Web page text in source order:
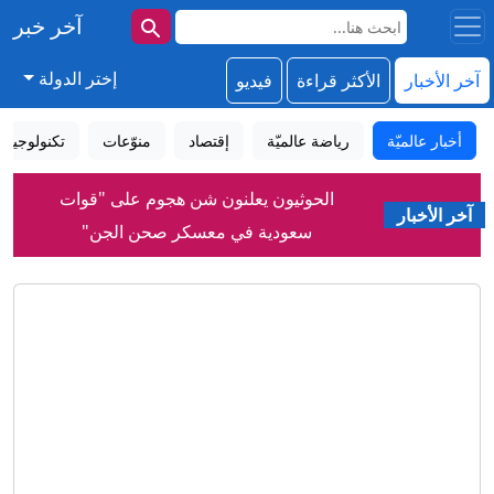
آخر خبر
آخر الأخبار الأكثر قراءة فيديو إختر الدولة
أخبار عالميّة رياضة عالميّة إقتصاد منوّعات تكنولوجيا
آخر الأخبار
الحوثيون يعلنون شن هجوم على "قوات
سعودية في معسكر صحن الجن"
إيران.. ترمب يؤكد السيطرة على هرمز